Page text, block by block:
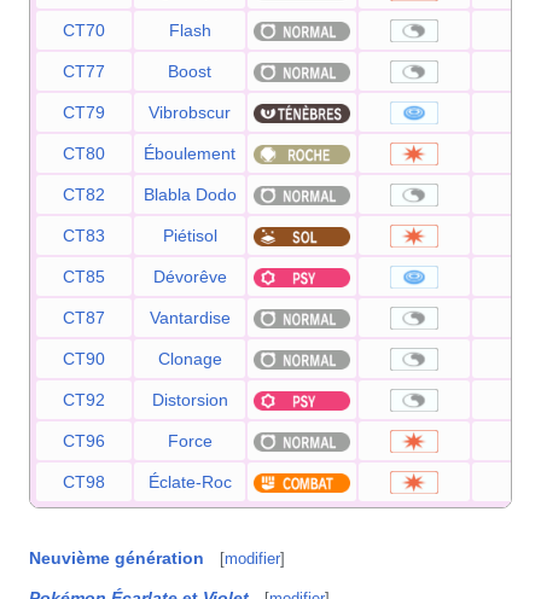
CT70 Flash
CT77 Boost
CT79 Vibrobscur
CT80 Éboulement
CT82 Blabla Dodo
CT83 Piétisol
CT85 Dévorêve
CT87 Vantardise
CT90 Clonage
CT92 Distorsion
CT96 Force
CT98 Éclate-Roc
Neuvième génération [modifier]